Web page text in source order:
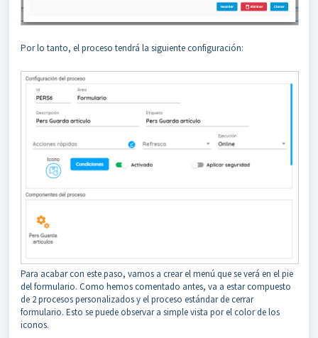
Por lo tanto, el proceso tendrá la siguiente configuración:
Para acabar con este paso, vamos a crear el menú que se verá en el pie
del formulario. Como hemos comentado antes, va a estar compuesto
de 2 procesos personalizados y el proceso estándar de cerrar
formulario. Esto se puede observar a simple vista por el color de los
iconos.